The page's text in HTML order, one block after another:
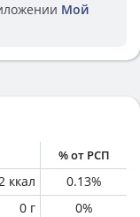
Мой
% от РСП
ккал 0.13%
0 г 0%